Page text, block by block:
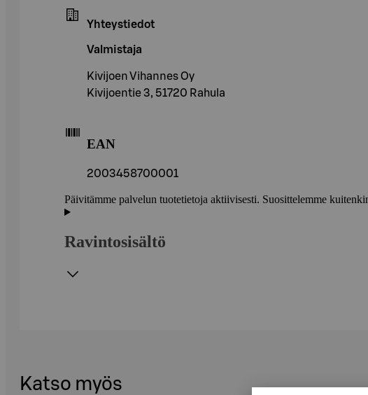
Yhteystiedot
Valmistaja
Kivijoen Vihannes Oy
Kivijoentie 3, 51720 Rahula
EAN
2003458700001
Päivitämme palvelun tuotetietoja aktiivisesti. Suosittelemme
Ravintosisältö
Katso myös